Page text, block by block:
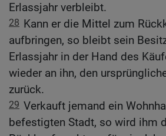
Erlassjahr verbleibt.
28 Kann er die Mittel zum
aufbringen, so bleibt sein
Erlassjahr in der Hand des
wieder an ihn, den
zurück.
29 Verkauft jemand ein
befestigten Stadt, so wird ihm